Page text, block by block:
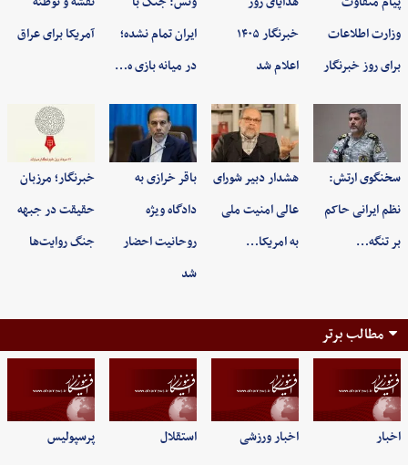
وزارت اطلاعات
برای روز خبرنگار
خبرنگار ۱۴۰۵
اعلام شد
ایران تمام نشده؛
در میانه بازی ه…
آمریکا برای عراق
سخنگوی ارتش:
نظم ایرانی حاکم
بر تنگه…
هشدار دبیر شورای
عالی امنیت ملی
به امریکا…
باقر خرازی به
دادگاه ویژه
روحانیت احضار
شد
خبرنگار؛ مرزبان
حقیقت در جبهه
جنگ روایت‌ها
مطالب برتر
اخبار اخبار ورزشی استقلال پرسپولیس